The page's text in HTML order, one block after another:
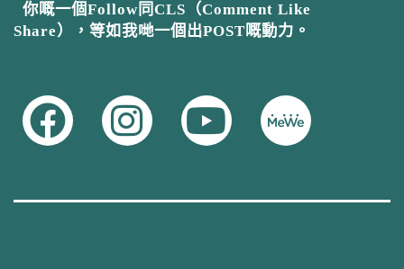
你嘅一個Follow同CLS（Comment Like
Share），等如我哋一個出POST嘅動力。